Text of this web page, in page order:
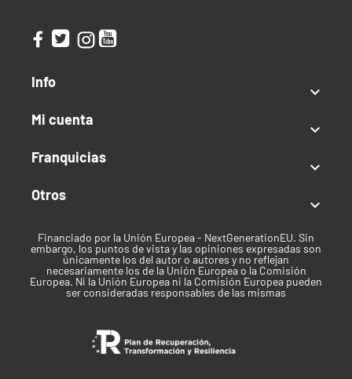
Info

Mi cuenta

Franquicias

Otros

Financiado por la Unión Europea - NextGenerationEU. Sin
embargo, los puntos de vista y las opiniones expresadas son
únicamente los del autor o autores y no reflejan
necesariamente los de la Unión Europea o la Comisión
Europea. Ni la Unión Europea ni la Comisión Europea pueden
ser consideradas responsables de las mismas